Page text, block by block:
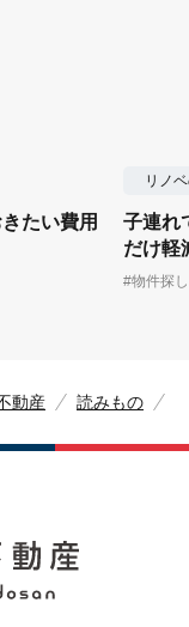
たい費用
リノ
子連れ
だけ軽
#物件探し
動産 読みもの